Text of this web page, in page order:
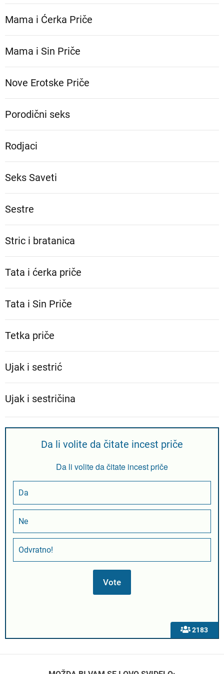
Mama i Ćerka Priče
Mama i Sin Priče
Nove Erotske Priče
Porodični seks
Rodjaci
Seks Saveti
Sestre
Stric i bratanica
Tata i ćerka priče
Tata i Sin Priče
Tetka priče
Ujak i sestrić
Ujak i sestričina
2183
Da li volite da čitate incest priče
Da li volite da čitate incest priče
Da
Ne
Odvratno!